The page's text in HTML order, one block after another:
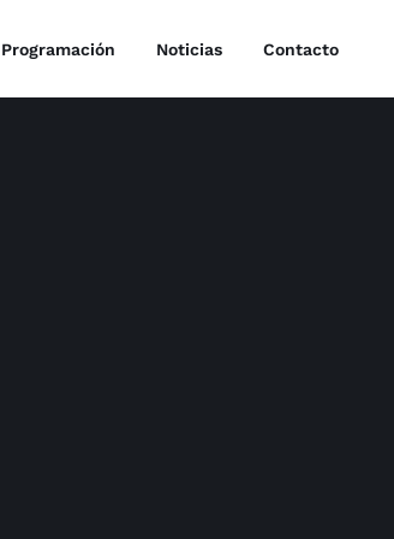
Programación Noticias Contacto